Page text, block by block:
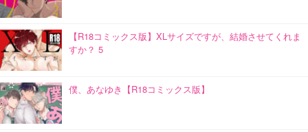
【R18コミックス版】XLサイズですが、結婚させてくれま
すか？ 5
僕、あなゆき【R18コミックス版】